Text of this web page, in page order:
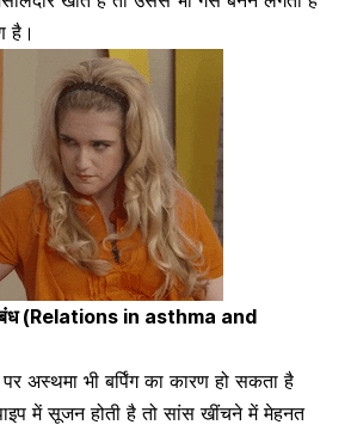
है।
(Relations in asthma and
अस्थमा भी बर्पिंग का कारण हो सकता है
में सूजन होती है तो सांस खींचने में मेहनत